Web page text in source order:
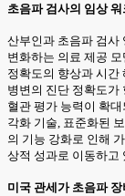
초음파 검사의 임상
산부인과 초음파 검사
변화하는 의료 제공
정확도의 향상과 시간
병변의 진단 정확도가
혈관 평가 능력이 확
각화 기술, 표준화된
의 기능 강화로 인해
상적 성과로 이동하고
미국 관세가 초음파